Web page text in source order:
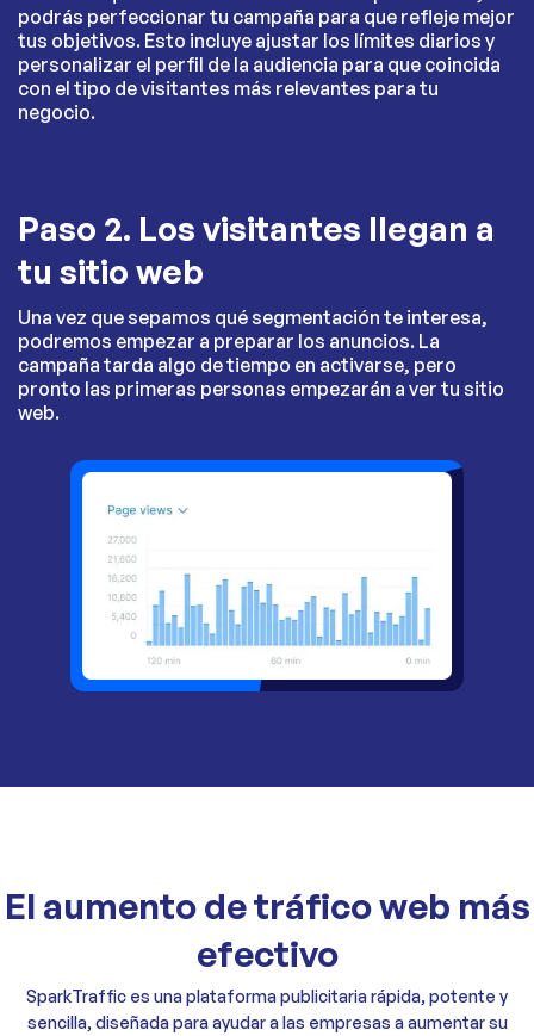
podrás perfeccionar tu campaña para que refleje mejor
tus objetivos. Esto incluye ajustar los límites diarios y
personalizar el perfil de la audiencia para que coincida
con el tipo de visitantes más relevantes para tu
negocio.
Paso 2. Los visitantes llegan a
tu sitio web
Una vez que sepamos qué segmentación te interesa,
podremos empezar a preparar los anuncios. La
campaña tarda algo de tiempo en activarse, pero
pronto las primeras personas empezarán a ver tu sitio
web.
El aumento de tráfico web más
efectivo
SparkTraffic es una plataforma publicitaria rápida, potente y
sencilla, diseñada para ayudar a las empresas a aumentar su